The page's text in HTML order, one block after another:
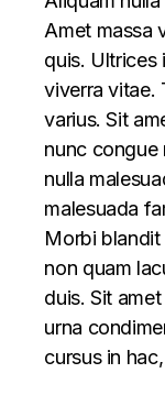
Amet massa
quis. Ultrices
viverra vitae.
varius. Sit
nunc congue
nulla
malesuada
Morbi blandit
non quam
duis. Sit
urna
cursus in